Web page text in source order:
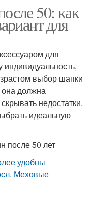
50: как
для
для
выбор шапки
она должна
недостатки.
идеальную
после 50 лет